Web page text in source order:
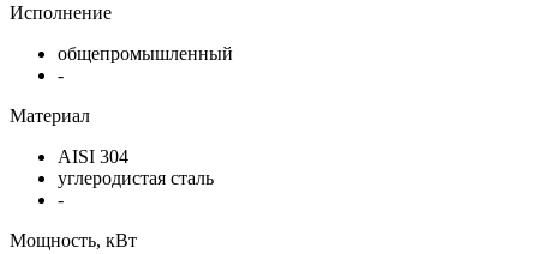
Исполнение
общепромышленный
-
Материал
AISI 304
углеродистая сталь
-
Мощность, кВт